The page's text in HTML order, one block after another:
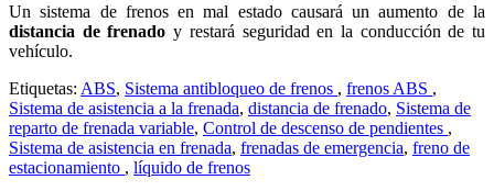
Un sistema de frenos en mal estado causará un aumento de la
distancia de frenado y restará seguridad en la conducción de tu
vehículo.
Etiquetas: ABS, Sistema antibloqueo de frenos , frenos ABS ,
Sistema de asistencia a la frenada, distancia de frenado, Sistema de
reparto de frenada variable, Control de descenso de pendientes ,
Sistema de asistencia en frenada, frenadas de emergencia, freno de
estacionamiento , líquido de frenos